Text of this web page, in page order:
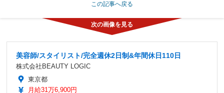
この記事へ戻る
美容師/スタイリスト/完全週休2日制&年間休日110日
株式会社BEAUTY LOGIC
東京都
月給31万6,900円